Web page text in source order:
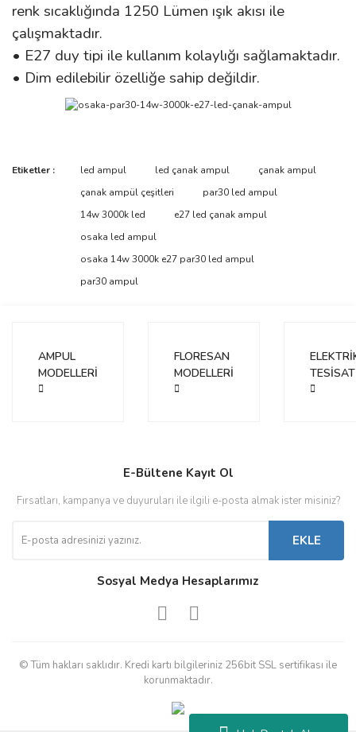
renk sıcaklığında 1250 Lümen ışık akısı ile
çalışmaktadır.
• E27 duy tipi ile kullanım kolaylığı sağlamaktadır.
• Dim edilebilir özelliğe sahip değildir.
Bu ürüne ilk yorumu siz yapın!
Yorum Yaz
Bu ürünün fiyat bilgisi, resim, ürün açıklamalarında ve diğer
tarafımıza iletebilirsiniz.
Görüş ve önerileriniz için teşekkür ederiz.
Ürün resmi kalitesiz, bozuk veya görüntülenemiyor.
Ürün açıklamasında eksik bilgiler bulunuyor.
Etiketler : led ampul led çanak ampul
çanak ampul
çanak ampül çeşitleri
par30 led ampul
14w 3000k led
e27 led çanak ampul
osaka led ampul
osaka 14w 3000k e27 par30 led ampul
par30 ampul
AMPUL
MODELLERİ
FLORESAN
MODELLERİ
TESİSAT
E-Bültene Kayıt Ol
Fırsatları, kampanya ve duyuruları ile ilgili e-posta almak ister misiniz?
EKLE
Sosyal Medya Hesaplarımız
© Tüm hakları saklıdır. Kredi kartı bilgileriniz 256bit SSL sertifikası ile
korunmaktadır.